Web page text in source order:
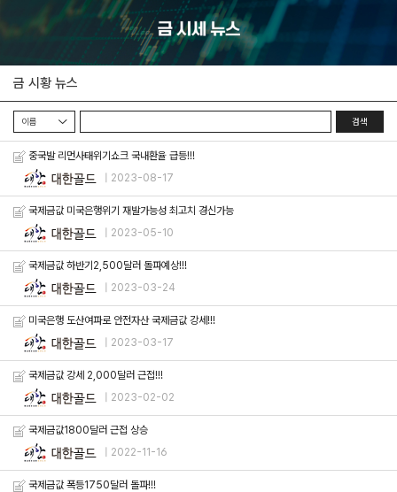
금 시황 뉴스
검색
중국발 리먼사태위기쇼크 국내환율 급등!!!
| 2023-08-17
국제금값 미국은행위기 재발가능성 최고치 경신가능
| 2023-05-10
국제금값 하반기2,500달러 돌파예상!!!
| 2023-03-24
미국은행 도산여파로 안전자산 국제금값 강세!!!
| 2023-03-17
국제금값 강세 2,000달러 근접!!!
| 2023-02-02
국제금값1800달러 근접 상승
| 2022-11-16
국제금값 폭등1750달러 돌파!!!